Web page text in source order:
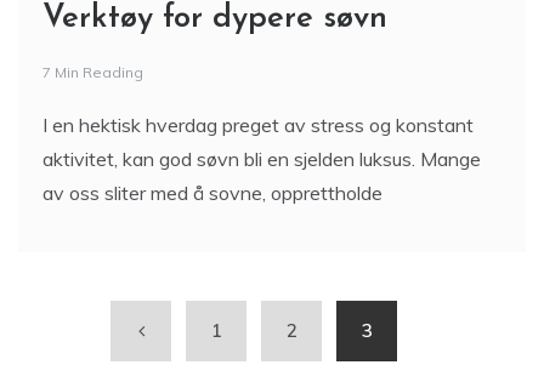
Verktøy for dypere søvn
7 Min Reading
I en hektisk hverdag preget av stress og konstant
aktivitet, kan god søvn bli en sjelden luksus. Mange
av oss sliter med å sovne, opprettholde
1 2 3